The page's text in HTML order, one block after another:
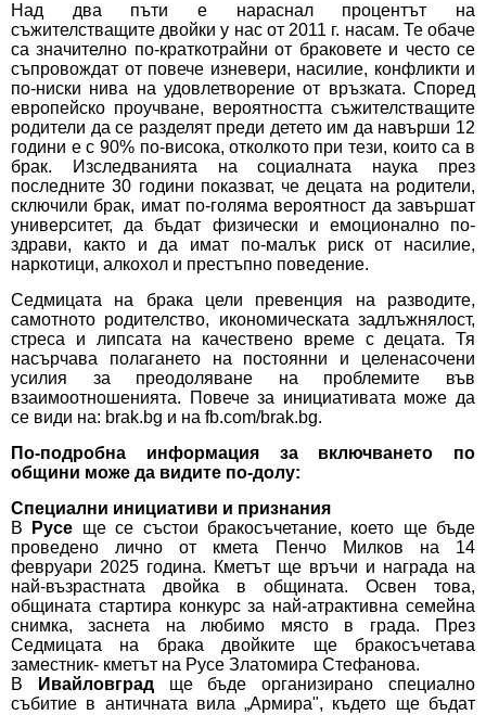
Над два пъти е нараснал процентът на
съжителстващите двойки у нас от 2011 г. насам. Те обаче
са значително по-краткотрайни от браковете и често се
съпровождат от повече изневери, насилие, конфликти и
по-ниски нива на удовлетворение от връзката. Според
европейско проучване, вероятността съжителстващите
родители да се разделят преди детето им да навърши 12
години е с 90% по-висока, отколкото при тези, които са в
брак. Изследванията на социалната наука през
последните 30 години показват, че децата на родители,
сключили брак, имат по-голяма вероятност да завършат
университет, да бъдат физически и емоционално по-
здрави, както и да имат по-малък риск от насилие,
наркотици, алкохол и престъпно поведение.
Седмицата на брака цели превенция на разводите,
самотното родителство, икономическата задлъжнялост,
стреса и липсата на качествено време с децата. Тя
насърчава полагането на постоянни и целенасочени
усилия за преодоляване на проблемите във
взаимоотношенията. Повече за инициативата може да
се види на: brak.bg и на fb.com/brak.bg.
По-подробна информация за включването по
общини може да видите по-долу:
Специални инициативи и признания
В
Русе ще се състои бракосъчетание, което ще бъде
проведено лично от кмета Пенчо Милков на 14
февруари 2025 година. Кметът ще връчи и награда на
най-възрастната двойка в общината. Освен това,
общината стартира конкурс за най-атрактивна семейна
снимка, заснета на любимо място в града. През
Седмицата на брака двойките ще бракосъчетава
заместник- кметът на Русе Златомира Стефанова.
В
Ивайловградще бъде организирано специално
събитие в античната вила „Армира", където ще бъдат